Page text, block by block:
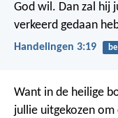
God wil. Dan zal hij
verkeerd gedaan
Handelingen 3:19
Want in de heilige
jullie uitgekozen